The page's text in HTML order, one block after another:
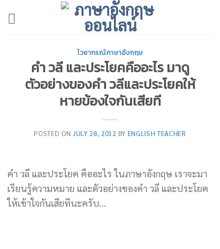
ไวยากรณ์ภาษาอังกฤษ
คำ วลี และประโยคคืออะไร มาดู
ตัวอย่างของคำ วลีและประโยคให้
หายข้องใจกันเสียที
POSTED ONJULY 28, 2012 BY ENGLISH TEACHER
คำ วลี และประโยค คืออะไร ในภาษาอังกฤษ เราจะมา
เรียนรู้ความหมาย และตัวอย่างของคำ วลี และประโยค
ให้เข้าใจกันเสียทีนะครับ…